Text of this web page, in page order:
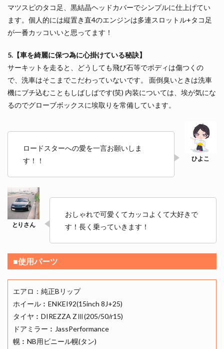
マツスピのタコ足、黒結晶ヘッドカバーでシンプルに仕上げてい
ます。個人的には縦置き直4のエンジンは多連スロットル+タコ足
が一番カッコいいと思ってます！
5.【車を綺麗に保つ為に心掛けている秘訣】
サーキットを走ると、どうしても飛び石等でボディは傷つくの
で、洗車はそこまでこだわっていないです。 面倒臭いときは洗車
機にブチ込むこともしばしばです(笑) 内装については、埃が気にな
るのでグローブボックスに埃取りを常備しています。
ロードスターへの愛を一言お願いしま
す！！
おしゃれで可愛くてカッコよくて大好きで
す！長く乗っていきます！
■使用パーツ
エアロ：純正Bリップ
ホイール︰ENKEI92(15inch 8J+25)
タイヤ︰DIREZZA ZⅢ(205/50/r15)
ドアミラー︰JassPerformance
幌︰NB用ビニール幌(タン)